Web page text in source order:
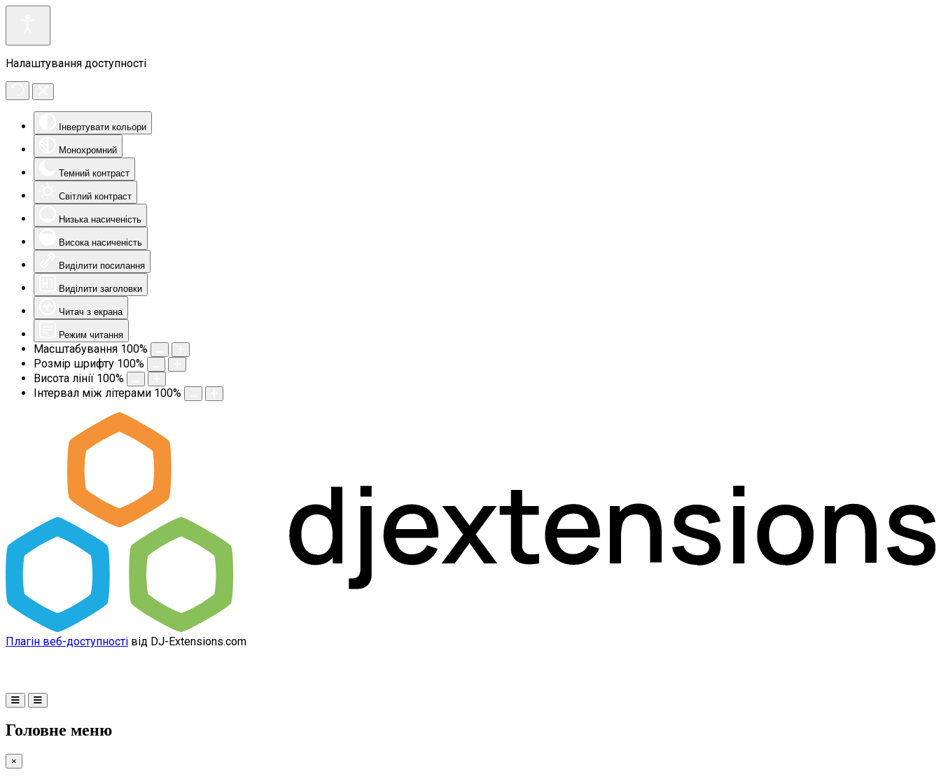
Налаштування доступності
Інвертувати кольори
Монохромний
Темний контраст
Світлий контраст
Низька насиченість
Висока насиченість
Виділити посилання
Виділити заголовки
Читач з екрана
Режим читання
Масштабування 100%
Розмір шрифту 100%
Висота лінії 100%
Інтервал між літерами 100%
Плагін веб-доступності від DJ-Extensions.com
Головне меню
×